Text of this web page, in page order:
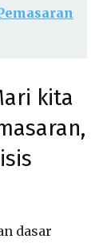
kita
dasar